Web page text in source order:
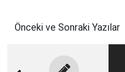
Önceki ve Sonraki Yazılar